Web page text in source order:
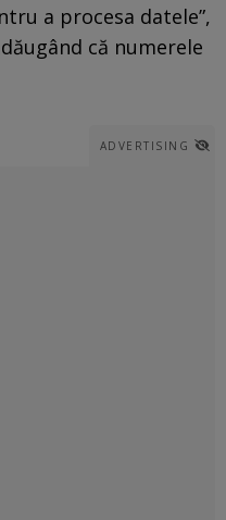
a procesa datele”,
că numerele
ADVERTISING